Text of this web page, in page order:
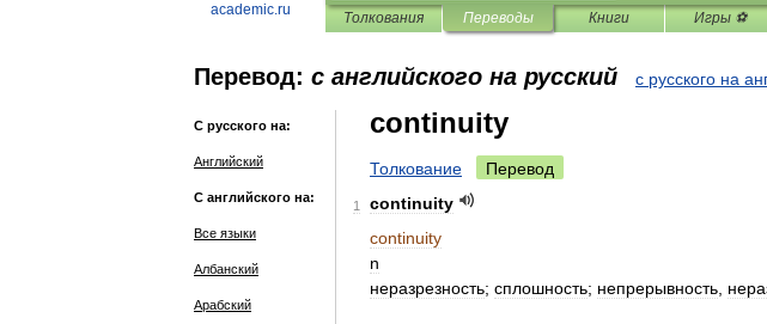
academic.ru Толкования Переводы Книги Игры ⚽
Перевод: с английского на русский с русского на
С русского на:
Английский
С английского на:
Все языки
Албанский
Арабский
continuity
Толкование Перевод
1
continuity
continuity
n
неразрезность; сплошность; непрерывность